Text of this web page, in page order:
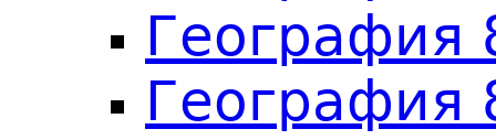
География
География